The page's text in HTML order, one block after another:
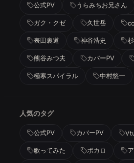
公式PV うらみちお兄さん
ガク・クゼ 久世岳
表田裏道 神谷浩史
熊谷みつ夫 カバーPV
極寒スパイラル 中村悠一
人気のタグ
公式PV カバーPV
歌ってみた ボカロ